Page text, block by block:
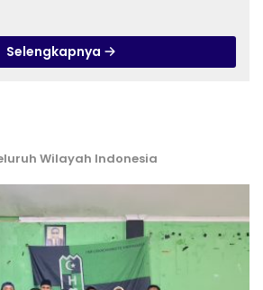
Selengkapnya
Wilayah Indonesia